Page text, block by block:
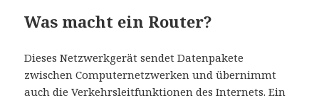
Was macht ein Router?
Dieses Netzwerkgerät sendet Datenpakete
zwischen Computernetzwerken und übernimmt
auch die Verkehrsleitfunktionen des Internets. Ein